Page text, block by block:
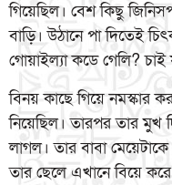
গিয়েছিল। বেশ কিছু
বাড়ি। উঠানে পা দিতেই
গোয়াইল্যা কডে গেলি?
বিনয় কাছে গিয়ে নমস্কার
নিয়েছিল। তারপর তার মুখ
লাগল। তার বাবা
তার ছেলে এখানে বিয়ে